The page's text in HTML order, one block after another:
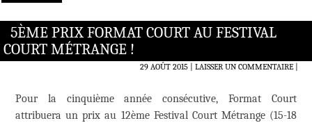
5ÈME PRIX FORMAT COURT AU FESTIVAL
COURT MÉTRANGE !
29 AOÛT 2015 LAISSER UN COMMENTAIRE|
Pour la cinquième année consécutive, Format Court
attribuera un prix au 12ème Festival Court Métrange (15-18